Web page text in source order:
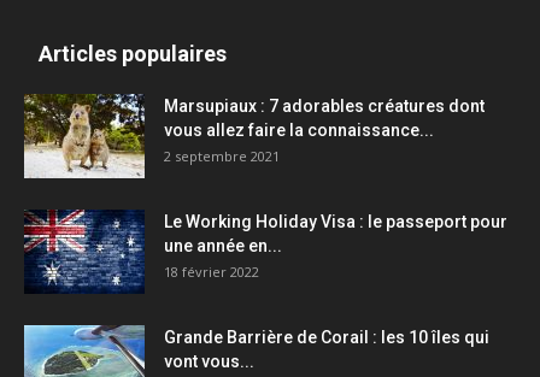
Articles populaires
Marsupiaux : 7 adorables créatures dont
vous allez faire la connaissance...
2 septembre 2021
Le Working Holiday Visa : le passeport pour
une année en...
18 février 2022
Grande Barrière de Corail : les 10 îles qui
vont vous...